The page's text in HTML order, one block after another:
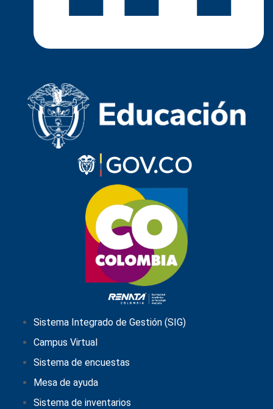
Sistema Integrado de Gestión (SIG)
Campus Virtual
Sistema de encuestas
Mesa de ayuda
Sistema de inventarios